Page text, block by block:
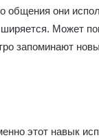
общения они
Может
запоминают
этот навык
На
витік
що вже